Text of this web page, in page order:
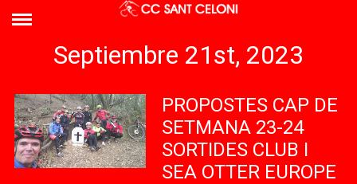
Septiembre 21st, 2023
PROPOSTES CAP DE
SETMANA 23-24
SORTIDES CLUB I
SEA OTTER EUROPE